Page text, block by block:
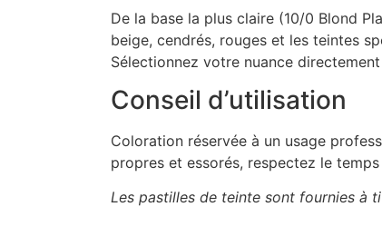
De la base la plus claire (10/0 Blond
beige, cendrés, rouges et les teintes
Sélectionnez votre nuance
Conseil d’utilisation
Coloration réservée à un usage
propres et essorés, respectez le
Les pastilles de teinte sont fournies à